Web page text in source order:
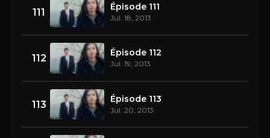
111 Épisode 111
Jul. 18, 2013
112 Épisode 112
Jul. 19, 2013
113 Épisode 113
Jul. 20, 2013